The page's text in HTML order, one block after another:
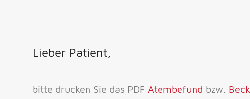
Lieber Patient,
bitte drucken Sie das PDF Atembefund bzw.